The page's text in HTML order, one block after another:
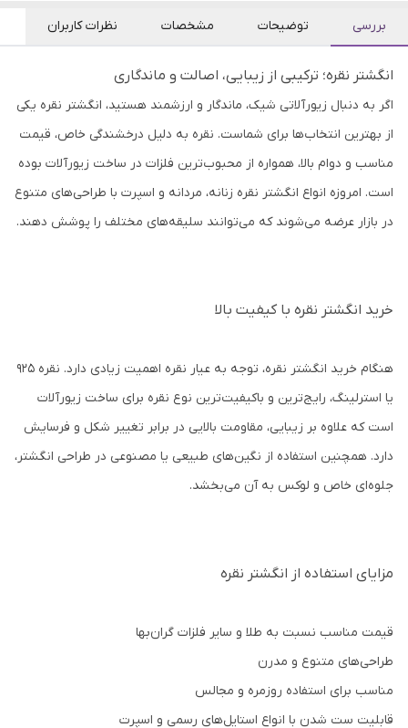
بررسی توضیحات مشخصات نظرات کاربران
انگشتر نقره؛ ترکیبی از زیبایی، اصالت و ماندگاری
اگر به دنبال زیورآلاتی شیک، ماندگار و ارزشمند هستید، انگشتر نقره یکی
از بهترین انتخاب‌ها برای شماست. نقره به دلیل درخشندگی خاص، قیمت
مناسب و دوام بالا، همواره از محبوب‌ترین فلزات در ساخت زیورآلات بوده
است. امروزه انواع انگشتر نقره زنانه، مردانه و اسپرت با طراحی‌های متنوع
در بازار عرضه می‌شوند که می‌توانند سلیقه‌های مختلف را پوشش دهند.
خرید انگشتر نقره با کیفیت بالا
هنگام خرید انگشتر نقره، توجه به عیار نقره اهمیت زیادی دارد. نقره 925
یا استرلینگ، رایج‌ترین و باکیفیت‌ترین نوع نقره برای ساخت زیورآلات
است که علاوه بر زیبایی، مقاومت بالایی در برابر تغییر شکل و فرسایش
دارد. همچنین استفاده از نگین‌های طبیعی یا مصنوعی در طراحی انگشتر،
جلوه‌ای خاص و لوکس به آن می‌بخشد.
مزایای استفاده از انگشتر نقره
قیمت مناسب نسبت به طلا و سایر فلزات گران‌بها
طراحی‌های متنوع و مدرن
مناسب برای استفاده روزمره و مجالس
قابلیت ست شدن با انواع استایل‌های رسمی و اسپرت